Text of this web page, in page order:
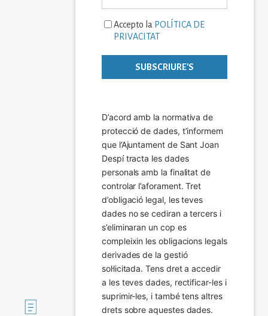
Imatge
Accepto la POLÍTICA DE
PRIVACITAT
D’acord amb la normativa de
protecció de dades, t’informem
que l’Ajuntament de Sant Joan
Despí tracta les dades
personals amb la finalitat de
controlar l’aforament. Tret
d’obligació legal, les teves
dades no se cediran a tercers i
s’eliminaran un cop es
compleixin les obligacions legals
derivades de la gestió
sol·licitada. Tens dret a accedir
a les teves dades, rectificar-les i
suprimir-les, i també tens altres
drets sobre aquestes dades.